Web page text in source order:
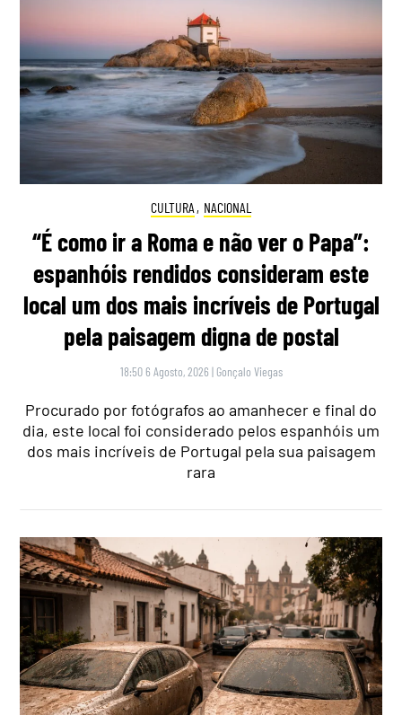
CULTURA , NACIONAL
“É como ir a Roma e não ver o Papa”:
espanhóis rendidos consideram este
local um dos mais incríveis de Portugal
pela paisagem digna de postal
18:50 6 Agosto, 2026 | Gonçalo Viegas
Procurado por fotógrafos ao amanhecer e final do
dia, este local foi considerado pelos espanhóis um
dos mais incríveis de Portugal pela sua paisagem
rara